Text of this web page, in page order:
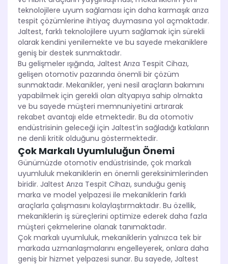
teknolojilere uyum sağlaması için daha karmaşık arıza
tespit çözümlerine ihtiyaç duymasına yol açmaktadır.
Jaltest, farklı teknolojilere uyum sağlamak için sürekli
olarak kendini yenilemekte ve bu sayede mekaniklere
geniş bir destek sunmaktadır.
Bu gelişmeler ışığında, Jaltest Arıza Tespit Cihazı,
gelişen otomotiv pazarında önemli bir çözüm
sunmaktadır. Mekanikler, yeni nesil araçların bakımını
yapabilmek için gerekli olan altyapıya sahip olmakta
ve bu sayede müşteri memnuniyetini artırarak
rekabet avantajı elde etmektedir. Bu da otomotiv
endüstrisinin geleceği için Jaltest’in sağladığı katkıların
ne denli kritik olduğunu göstermektedir.
Çok Markalı Uyumluluğun Önemi
Günümüzde otomotiv endüstrisinde, çok markalı
uyumluluk mekaniklerin en önemli gereksinimlerinden
biridir. Jaltest Arıza Tespit Cihazı, sunduğu geniş
marka ve model yelpazesi ile mekaniklerin farklı
araçlarla çalışmasını kolaylaştırmaktadır. Bu özellik,
mekaniklerin iş süreçlerini optimize ederek daha fazla
müşteri çekmelerine olanak tanımaktadır.
Çok markalı uyumluluk, mekaniklerin yalnızca tek bir
markada uzmanlaşmalarını engelleyerek, onlara daha
geniş bir hizmet yelpazesi sunar. Bu sayede, Jaltest